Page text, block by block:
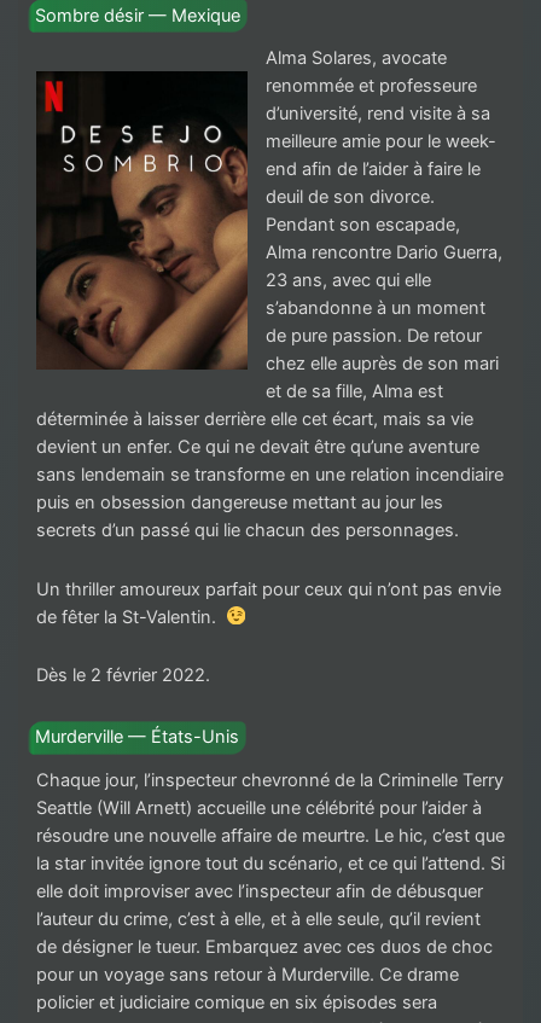
Sombre désir — Mexique
Alma Solares, avocate
renommée et professeure
d’université, rend visite à sa
meilleure amie pour le week-
end afin de l’aider à faire le
deuil de son divorce.
Pendant son escapade,
Alma rencontre Dario Guerra,
23 ans, avec qui elle
s’abandonne à un moment
de pure passion. De retour
chez elle auprès de son mari
et de sa fille, Alma est
déterminée à laisser derrière elle cet écart, mais sa vie
devient un enfer. Ce qui ne devait être qu’une aventure
sans lendemain se transforme en une relation incendiaire
puis en obsession dangereuse mettant au jour les
secrets d’un passé qui lie chacun des personnages.
Un thriller amoureux parfait pour ceux qui n’ont pas envie
de fêter la St-Valentin.
Dès le 2 février 2022.
Murderville — États-Unis
Chaque jour, l’inspecteur chevronné de la Criminelle Terry
Seattle (Will Arnett) accueille une célébrité pour l’aider à
résoudre une nouvelle affaire de meurtre. Le hic, c’est que
la star invitée ignore tout du scénario, et ce qui l’attend. Si
elle doit improviser avec l’inspecteur afin de débusquer
l’auteur du crime, c’est à elle, et à elle seule, qu’il revient
de désigner le tueur. Embarquez avec ces duos de choc
pour un voyage sans retour à Murderville. Ce drame
policier et judiciaire comique en six épisodes sera